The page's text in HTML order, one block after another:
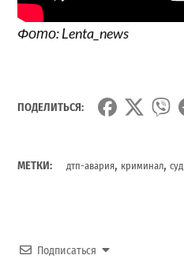
Фото: Lenta_news
ПОДЕЛИТЬСЯ:
МЕТКИ: дтп-авария, криминал,суд
Подписаться